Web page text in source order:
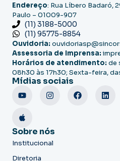
Endereço: Rua Líbero Badaró,
Paulo – 01009-907
(11) 3188-5000
(11) 95775-8854
Ouvidoria:
Assessoria de Imprensa:
Horários de atendimento: de
08h30 às 17h30; Sexta-feira,
Mídias sociais
Sobre nós
Institucional
Diretoria